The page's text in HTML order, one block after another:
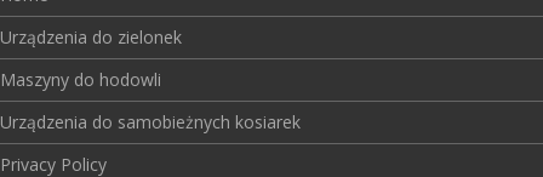
Urządzenia do zielonek
Maszyny do hodowli
Urządzenia do samobieżnych kosiarek
Privacy Policy